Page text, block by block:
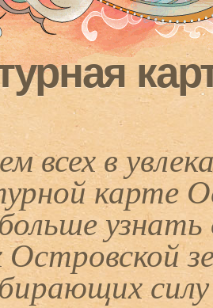
всех в
карте
узнать
Островской